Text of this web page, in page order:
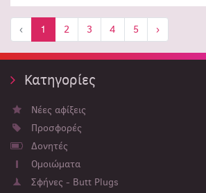
‹ 1 2 3 4 5 ›
Κατηγορίες
Νέες αφίξεις
Προσφορές
Δονητές
Ομοιώματα
Σφήνες - Butt Plugs